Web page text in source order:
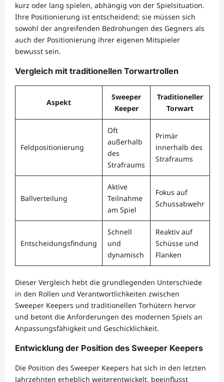
kurz oder lang spielen, abhängig von der Spielsituation.
Ihre Positionierung ist entscheidend; sie müssen sich
sowohl der angreifenden Bedrohungen des Gegners als
auch der Positionierung ihrer eigenen Mitspieler
bewusst sein.
Vergleich mit traditionellen Torwartrollen
Aspekt
Sweeper
Keeper
Traditioneller
Torwart
Feldpositionierung
Oft
außerhalb
des
Strafraums
Primär
innerhalb des
Strafraums
Ballverteilung
Aktive
Teilnahme
am Spiel
Fokus auf
Schussabwehr
Entscheidungsfindung
Schnell
und
dynamisch
Reaktiv auf
Schüsse und
Flanken
Dieser Vergleich hebt die grundlegenden Unterschiede
in den Rollen und Verantwortlichkeiten zwischen
Sweeper Keepers und traditionellen Torhütern hervor
und betont die Anforderungen des modernen Spiels an
Anpassungsfähigkeit und Geschicklichkeit.
Entwicklung der Position des Sweeper Keepers
Die Position des Sweeper Keepers hat sich in den letzten
Jahrzehnten erheblich weiterentwickelt, beeinflusst